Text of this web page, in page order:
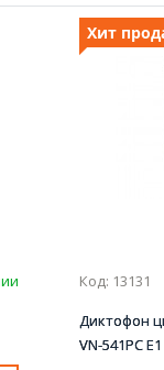
Хит
Код: 13131
Диктофон
VN-541PC